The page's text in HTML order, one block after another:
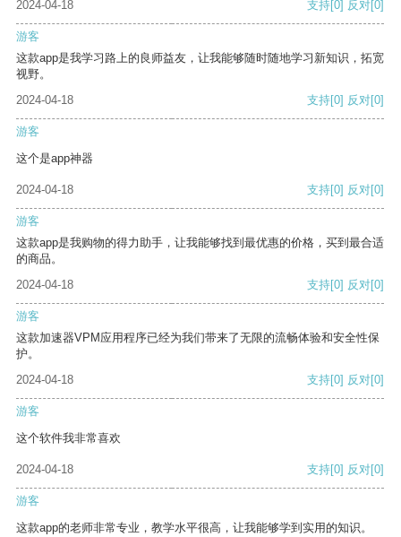
2024-04-18 支持[0] 反对[0]
游客
这款app是我学习路上的良师益友，让我能够随时随地学习新知识，拓宽
视野。
2024-04-18
支持[0] 反对[0]
游客
这个是app神器
2024-04-18 支持[0] 反对[0]
游客
这款app是我购物的得力助手，让我能够找到最优惠的价格，买到最合适
的商品。
2024-04-18
支持[0] 反对[0]
游客
这款加速器VPM应用程序已经为我们带来了无限的流畅体验和安全性保
护。
2024-04-18
支持[0] 反对[0]
游客
这个软件我非常喜欢
2024-04-18 支持[0] 反对[0]
游客
这款app的老师非常专业，教学水平很高，让我能够学到实用的知识。